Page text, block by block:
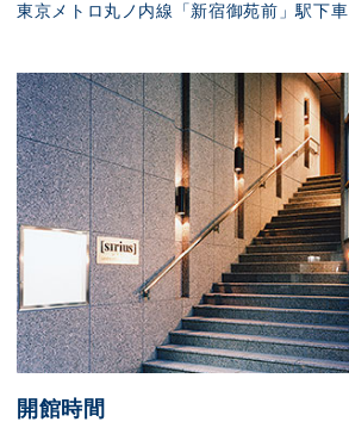
東京メトロ丸ノ内線「新宿御苑前」駅下車
開館時間